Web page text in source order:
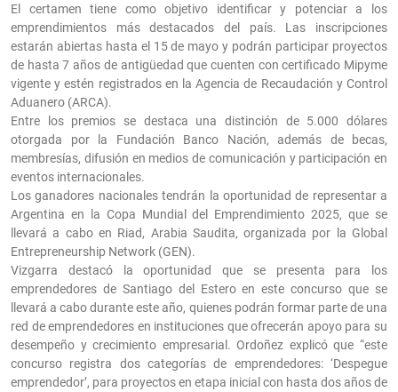
El certamen tiene como objetivo identificar y potenciar a los
emprendimientos más destacados del país. Las inscripciones
estarán abiertas hasta el 15 de mayo y podrán participar proyectos
de hasta 7 años de antigüedad que cuenten con certificado Mipyme
vigente y estén registrados en la Agencia de Recaudación y Control
Aduanero (ARCA).
Entre los premios se destaca una distinción de 5.000 dólares
otorgada por la Fundación Banco Nación, además de becas,
membresías, difusión en medios de comunicación y participación en
eventos internacionales.
Los ganadores nacionales tendrán la oportunidad de representar a
Argentina en la Copa Mundial del Emprendimiento 2025, que se
llevará a cabo en Riad, Arabia Saudita, organizada por la Global
Entrepreneurship Network (GEN).
Vizgarra destacó la oportunidad que se presenta para los
emprendedores de Santiago del Estero en este concurso que se
llevará a cabo durante este año, quienes podrán formar parte de una
red de emprendedores en instituciones que ofrecerán apoyo para su
desempeño y crecimiento empresarial. Ordoñez explicó que “este
concurso registra dos categorías de emprendedores: ‘Despegue
emprendedor’, para proyectos en etapa inicial con hasta dos años de